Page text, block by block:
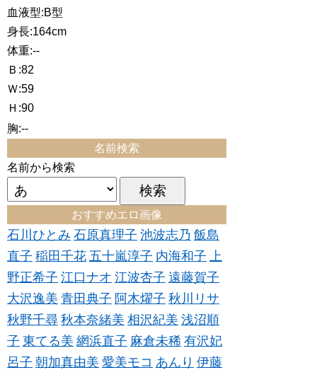
血液型:B型
身長:164cm
体重:--
Ｂ:82
Ｗ:59
Ｈ:90
胸:--
名前検索
名前から検索
おすすめエロ画像
石川ひとみ 石原真理子 池波志乃 飯島
直子 稲田千花 五十嵐淳子 内海和子
上
野正希子 江口ナオ 江波杏子 遠藤賀子
大沢逸美 青田典子 阿木燿子 秋川リサ
秋野千尋 秋本奈緒美 相沢紀美 浅沼順
子 東てる美 網浜直子 麻倉未稀 有沢妃
呂子 朝加真由美 愛美モコ あんり 伊藤